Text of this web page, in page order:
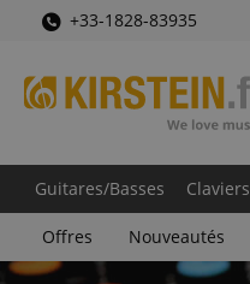
+33-1828-83935
Guitares/Basses Claviers
Offres Nouveautés